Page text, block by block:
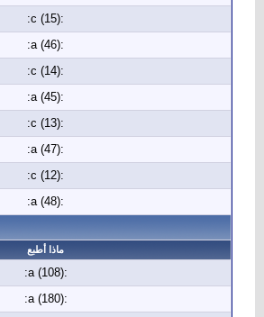
:c (15):
:a (46):
:c (14):
:a (45):
:c (13):
:a (47):
:c (12):
:a (48):
ماذا أطبع
:a (108):
:a (180):